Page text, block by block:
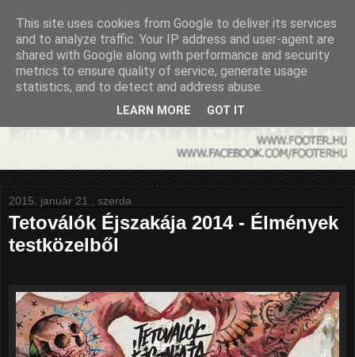
2015. január 21., szerda
Tetoválók Éjszakája 2014 - Élmények
testközelből
This site uses cookies from Google to deliver its services
and to analyze traffic. Your IP address and user-agent are
shared with Google along with performance and security
metrics to ensure quality of service, generate usage
statistics, and to detect and address abuse.
LEARN MORE GOT IT